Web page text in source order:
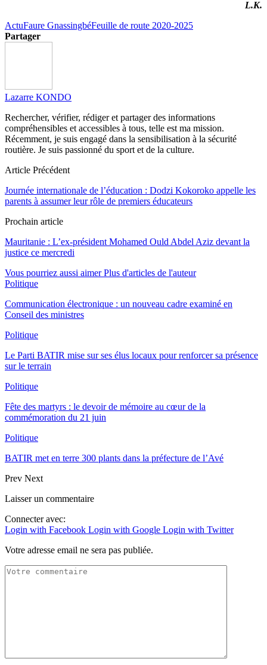
L.K.
ActuFaure GnassingbéFeuille de route 2020-2025
Partager
Lazarre KONDO
Rechercher, vérifier, rédiger et partager des informations
compréhensibles et accessibles à tous, telle est ma mission.
Récemment, je suis engagé dans la sensibilisation à la sécurité
routière. Je suis passionné du sport et de la culture.
Article Précédent
Journée internationale de l’éducation : Dodzi Kokoroko appelle les
parents à assumer leur rôle de premiers éducateurs
Prochain article
Mauritanie : L’ex-président Mohamed Ould Abdel Aziz devant la
justice ce mercredi
Vous pourriez aussi aimer Plus d'articles de l'auteur
Politique
Communication électronique : un nouveau cadre examiné en
Conseil des ministres
Politique
Le Parti BATIR mise sur ses élus locaux pour renforcer sa présence
sur le terrain
Politique
Fête des martyrs : le devoir de mémoire au cœur de la
commémoration du 21 juin
Politique
BATIR met en terre 300 plants dans la préfecture de l’Avé
Prev Next
Laisser un commentaire
Connecter avec:
Login with Facebook Login with Google Login with Twitter
Votre adresse email ne sera pas publiée.